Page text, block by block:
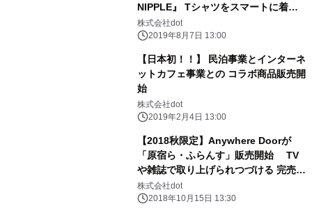
NIPPLE』 Tシャツをスマートに着こ
なすメンズ専用 ニップレスシールがこ
の夏 オフラインで手に取れる
株式会社dot
2019年8月7日 13:00
【日本初！！】 民泊事業とインターネ
ットカフェ事業との コラボ商品販売開
始
株式会社dot
2019年2月4日 13:00
【2018秋限定】Anywhere Doorが
「原宿ら・ふらんす」販売開始 TV
や雑誌で取り上げられつづける 完売必
至の「原宿ふるーつ」シリーズから今
だけの新商品
株式会社dot
2018年10月15日 13:30